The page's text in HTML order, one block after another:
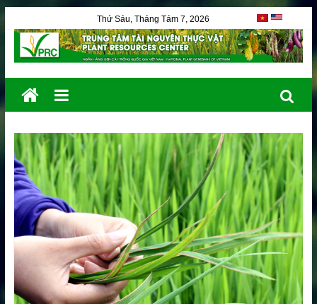
Thứ Sáu, Tháng Tám 7, 2026